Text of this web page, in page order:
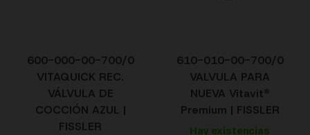
600-000-00-700/0
VITAQUICK REC.
VÁLVULA DE
COCCIÓN AZUL |
FISSLER
610-010-00-700/0
VALVULA PARA
NUEVA Vitavit®
Premium | FISSLER
Hay existencias